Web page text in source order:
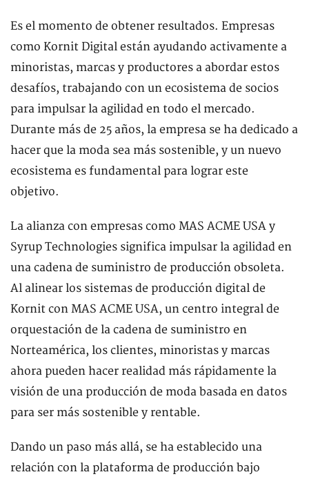
Es el momento de obtener resultados. Empresas
como Kornit Digital están ayudando activamente a
minoristas, marcas y productores a abordar estos
desafíos, trabajando con un ecosistema de socios
para impulsar la agilidad en todo el mercado.
Durante más de 25 años, la empresa se ha dedicado a
hacer que la moda sea más sostenible, y un nuevo
ecosistema es fundamental para lograr este
objetivo.
La alianza con empresas como MAS ACME USA y
Syrup Technologies significa impulsar la agilidad en
una cadena de suministro de producción obsoleta.
Al alinear los sistemas de producción digital de
Kornit con MAS ACME USA, un centro integral de
orquestación de la cadena de suministro en
Norteamérica, los clientes, minoristas y marcas
ahora pueden hacer realidad más rápidamente la
visión de una producción de moda basada en datos
para ser más sostenible y rentable.
Dando un paso más allá, se ha establecido una
relación con la plataforma de producción bajo